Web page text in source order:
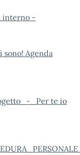
interno -
Agenda
_Per te io